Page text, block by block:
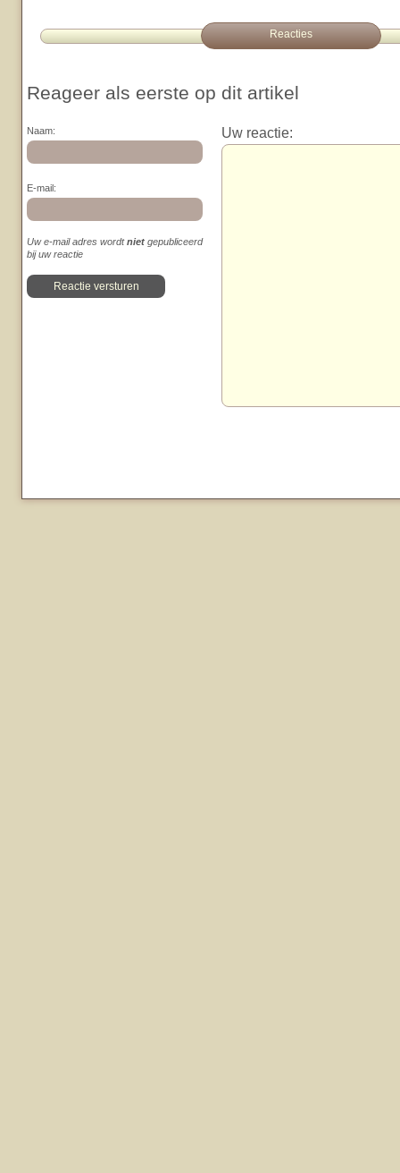
Reacties
Reageer als eerste op dit artikel
Naam:
E-mail:
Uw e-mail adres wordtniet gepubliceerd
bij uw reactie
Uw reactie: